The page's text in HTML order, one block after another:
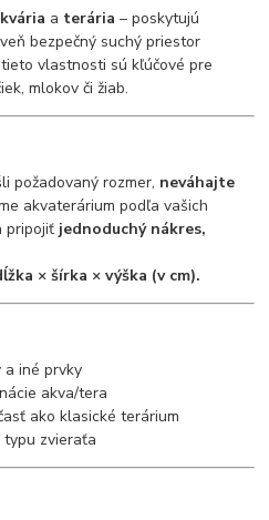
a terária – poskytujú
bezpečný suchý priestor
vlastnosti sú kľúčové pre
mlokov či žiab.
požadovaný rozmer, neváhajte
akvaterárium podľa vašich
pripojiť jednoduchý nákres,
× šírka × výška (v cm).
a iné prvky
akva/tera
ako klasické terárium
zvieraťa